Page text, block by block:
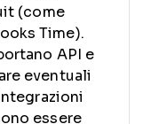
(come
Time).
API e
eventuali
essere